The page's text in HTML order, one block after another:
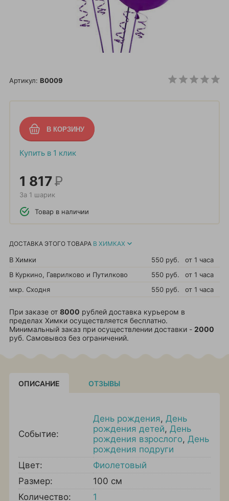
Артикул: B0009
Купить в 1 клик
1 817Р
За 1 шарик
Товар в наличии
ДОСТАВКА ЭТОГО ТОВАРА В ХИМКАХ
В Химки 550 руб.
от 1 часа
В Куркино, Гаврилково и Путилково
550 руб.
от 1 часа
мкр. Сходня
550 руб. от 1 часа
При заказе от 8000 рублей доставка курьером в
пределах Химки осуществляется бесплатно.
Минимальный заказ при осуществлении доставки - 2000
руб. Самовывоз без ограничений.
ОПИСАНИЕ ОТЗЫВЫ
Событие:
День рождения, День
рождения детей, День
рождения взрослого, День
рождения подруги
Цвет:
Фиолетовый
Размер:
100 см
Количество:
1